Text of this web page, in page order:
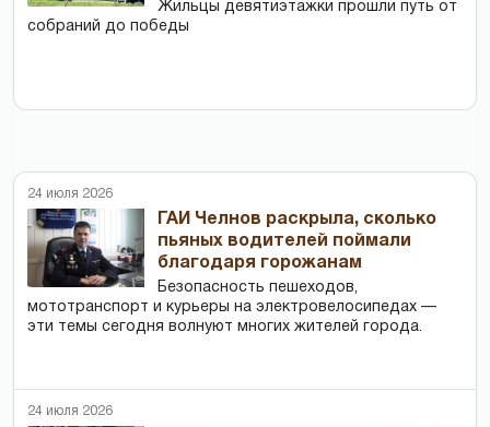
Жильцы девятиэтажки прошли путь от
собраний до победы
24 июля 2026
ГАИ Челнов раскрыла, сколько
пьяных водителей поймали
благодаря горожанам
Безопасность пешеходов,
мототранспорт и курьеры на электровелосипедах —
эти темы сегодня волнуют многих жителей города.
24 июля 2026